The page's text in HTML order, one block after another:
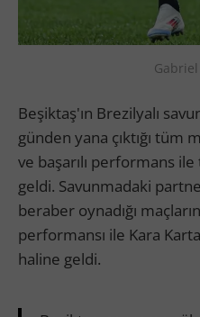
Beşiktaş'ın Brezilyalı
günden yana çıktığı tüm
ve başarılı performans ile
geldi. Savunmadaki
beraber oynadığı
performansı ile Kara
haline geldi.